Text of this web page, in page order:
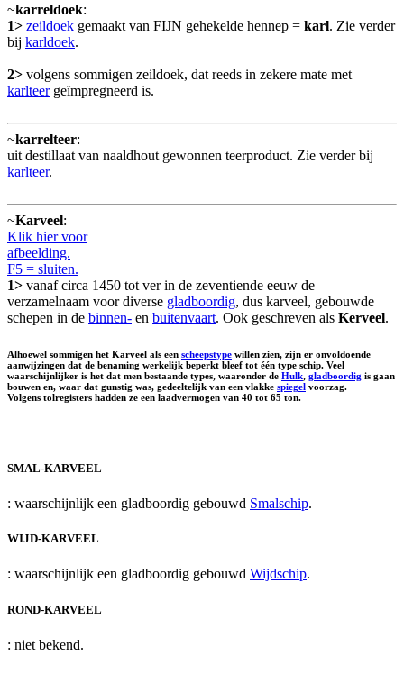
~karreldoek:
1> zeildoek gemaakt van FIJN gehekelde hennep = karl. Zie verder
bij karldoek.
2> volgens sommigen zeildoek, dat reeds in zekere mate met
karlteergeïmpregneerd is.
~karrelteer:
uit destillaat van naaldhout gewonnen teerproduct. Zie verder bij
karlteer.
~Karveel:
Klik hier voor
afbeelding.
F5 = sluiten.
1> vanaf circa 1450 tot ver in de zeventiende eeuw de
verzamelnaam voor diverse gladboordig, dus karveel, gebouwde
schepen in de binnen- en buitenvaart. Ook geschreven als Kerveel.
Alhoewel sommigen het Karveel als een scheepstype willen zien, zijn er onvoldoende
aanwijzingen dat de benaming werkelijk beperkt bleef tot één type schip. Veel
waarschijnlijker is het dat men bestaande types, waaronder de Hulk, gladboordig is gaan
bouwen en, waar dat gunstig was, gedeeltelijk van een vlakke spiegel voorzag.
Volgens tolregisters hadden ze een laadvermogen van 40 tot 65 ton.
SMAL-KARVEEL
: waarschijnlijk een gladboordig gebouwd Smalschip.
WIJD-KARVEEL
: waarschijnlijk een gladboordig gebouwd Wijdschip.
ROND-KARVEEL
: niet bekend.